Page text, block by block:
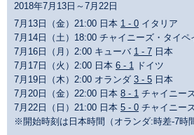
2018年7月13日～7月22日
7月13日（金）21:00 日本 1 - 0 イタリア
7月14日（土）18:00 チャイニーズ・タイペ
7月16日（月）2:00 キューバ 1 - 7 日本
7月17日（火）2:00 日本 6 - 1 ドイツ
7月19日（木）2:00 オランダ 3 - 5 日本
7月20日（金）22:00 日本 8 - 1 チャイニー
7月22日（日）21:00 日本 5 - 0 チャイニー
※開始時刻は日本時間（オランダ:時差-7時